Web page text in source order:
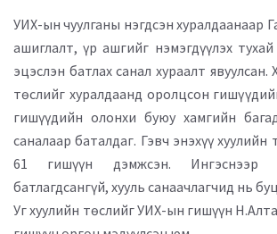
УИХ-ын чуулганы нэгдсэн хуралдаанаар
ашиглалт, үр ашгийг нэмэгдүүлэх
эцэслэн батлах санал хураалт
төслийг хуралдаанд оролцсон
гишүүдийн олонхи буюу хамгийн
саналаар баталдаг. Гэвч энэхүү хуулийн
61 гишүүн дэмжсэн. Ингэснээр
батлагдсангүй, хууль санаачлагчид нь
Уг хуулийн төслийг УИХ-ын гишүүн